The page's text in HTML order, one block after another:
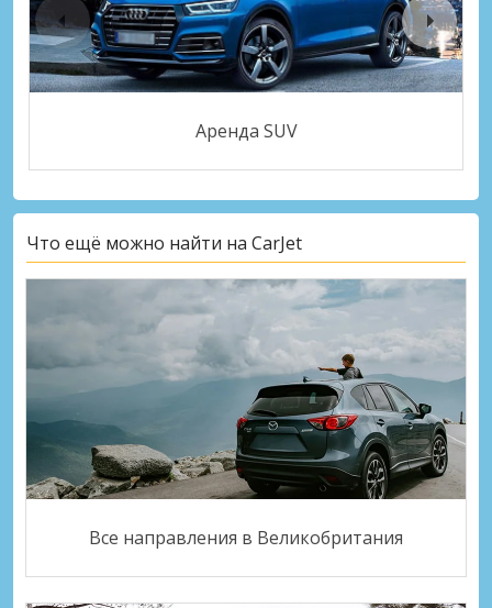
Аренда SUV
Что ещё можно найти на CarJet
Все направления в Великобритания